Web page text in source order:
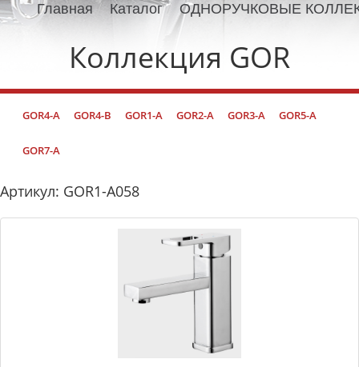
Главная Каталог ОДНОРУЧКОВЫЕ
Коллекция GOR
GOR4-A GOR4-B GOR1-A GOR2-A GOR3-A GOR5-A
GOR7-A
Артикул: GOR1-A058